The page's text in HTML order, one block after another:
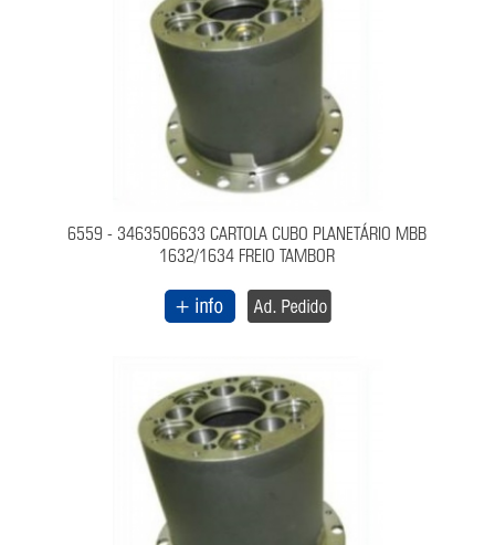
6559 - 3463506633 CARTOLA CUBO PLANETÁRIO MBB
1632/1634 FREIO TAMBOR